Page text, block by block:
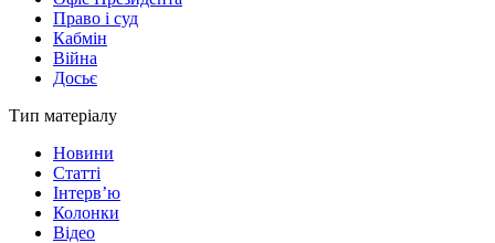
Право і суд
Кабмін
Війна
Досьє
Тип матеріалу
Новини
Статті
Інтерв’ю
Колонки
Відео